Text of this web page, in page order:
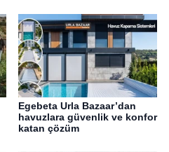
Egebeta Urla Bazaar’dan
havuzlara güvenlik ve konfor
katan çözüm